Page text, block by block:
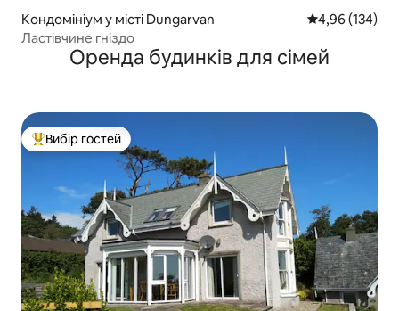
Кондомініум у місті Dungarvan Середня
4,96 (134)
Ластівчине гніздо
Оренда будинків для сімей
Топ вибір гостей
Вибір гостей